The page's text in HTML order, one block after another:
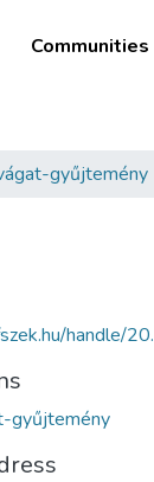
gyűjtemény
handle/
gyűjtemény